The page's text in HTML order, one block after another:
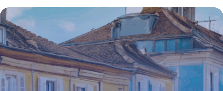
un PER Madelin : enjeux, fiscalité et
stratégie patrimoniale
18 juin 2026